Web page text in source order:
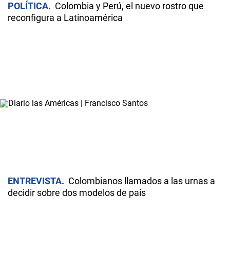
POLÍTICA
Colombia y Perú, el nuevo rostro que
reconfigura a Latinoamérica
ENTREVISTA
Colombianos llamados a las urnas a
decidir sobre dos modelos de país